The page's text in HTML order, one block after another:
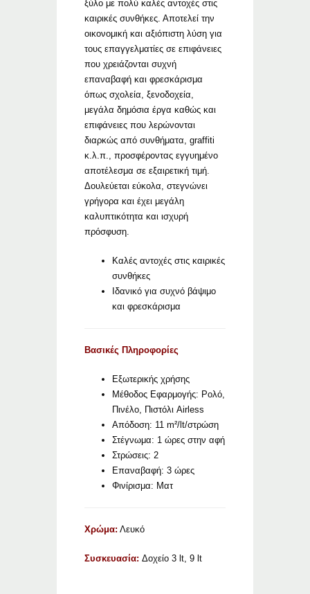
ξύλο με πολύ καλές αντοχές στις
καιρικές συνθήκες. Αποτελεί την
οικονομική και αξιόπιστη λύση για
τους επαγγελματίες σε επιφάνειες
που χρειάζονται συχνή
επαναβαφή και φρεσκάρισμα
όπως σχολεία, ξενοδοχεία,
μεγάλα δημόσια έργα καθώς και
επιφάνειες που λερώνονται
διαρκώς από συνθήματα, graffiti
κ.λ.π., προσφέροντας εγγυημένο
αποτέλεσμα σε εξαιρετική τιμή.
Δουλεύεται εύκολα, στεγνώνει
γρήγορα και έχει μεγάλη
καλυπτικότητα και ισχυρή
πρόσφυση.
Καλές αντοχές στις καιρικές
συνθήκες
Ιδανικό για συχνό βάψιμο
και φρεσκάρισμα
Βασικές Πληροφορίες
Εξωτερικής χρήσης
Μέθοδος Εφαρμογής: Ρολό,
Πινέλο, Πιστόλι Airless
Απόδοση: 11 m²/lt/στρώση
Στέγνωμα: 1 ώρες στην αφή
Στρώσεις: 2
Επαναβαφή: 3 ώρες
Φινίρισμα: Ματ
Χρώμα: Λευκό
Συσκευασία: Δοχείο 3 lt, 9 lt